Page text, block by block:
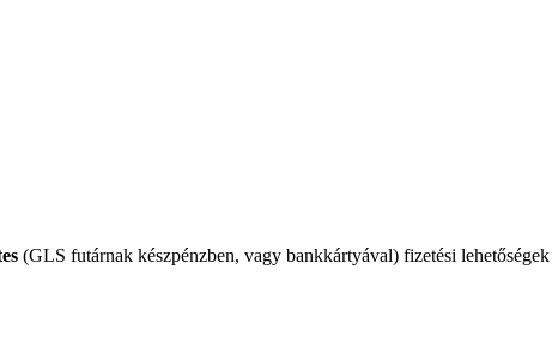
(GLS futárnak készpénzben, vagy bankkártyával) fizetési